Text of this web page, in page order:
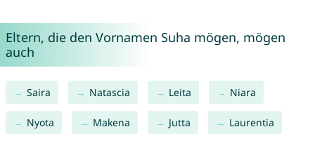
Eltern, die den Vornamen Suha mögen, mögen
auch
Saira Natascia Leita Niara
Nyota Makena Jutta Laurentia